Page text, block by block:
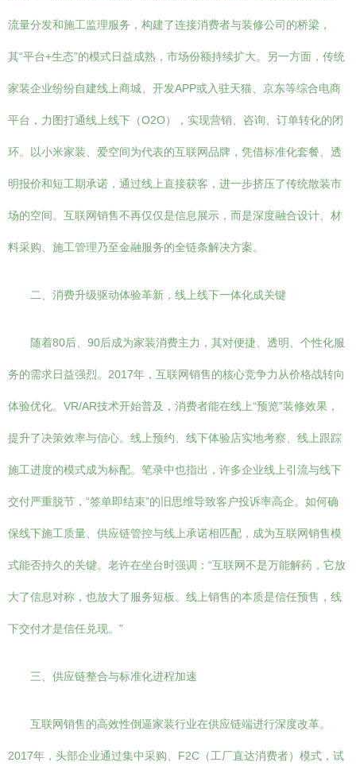
流量分发和施工监理服务，构建了连接消费者与装修公司的桥梁，
其“平台+生态”的模式日益成熟，市场份额持续扩大。另一方面，传统
家装企业纷纷自建线上商城、开发APP或入驻天猫、京东等综合电商
平台，力图打通线上线下（O2O），实现营销、咨询、订单转化的闭
环。以小米家装、爱空间为代表的互联网品牌，凭借标准化套餐、透
明报价和短工期承诺，通过线上直接获客，进一步挤压了传统散装市
场的空间。互联网销售不再仅仅是信息展示，而是深度融合设计、材
料采购、施工管理乃至金融服务的全链条解决方案。
二、消费升级驱动体验革新，线上线下一体化成关键
随着80后、90后成为家装消费主力，其对便捷、透明、个性化服
务的需求日益强烈。2017年，互联网销售的核心竞争力从价格战转向
体验优化。VR/AR技术开始普及，消费者能在线上“预览”装修效果，
提升了决策效率与信心。线上预约、线下体验店实地考察、线上跟踪
施工进度的模式成为标配。笔录中也指出，许多企业线上引流与线下
交付严重脱节，“签单即结束”的旧思维导致客户投诉率高企。如何确
保线下施工质量、供应链管控与线上承诺相匹配，成为互联网销售模
式能否持久的关键。老许在坐台时强调：“互联网不是万能解药，它放
大了信息对称，也放大了服务短板。线上销售的本质是信任预售，线
下交付才是信任兑现。”
三、供应链整合与标准化进程加速
互联网销售的高效性倒逼家装行业在供应链端进行深度改革。
2017年，头部企业通过集中采购、F2C（工厂直达消费者）模式，试